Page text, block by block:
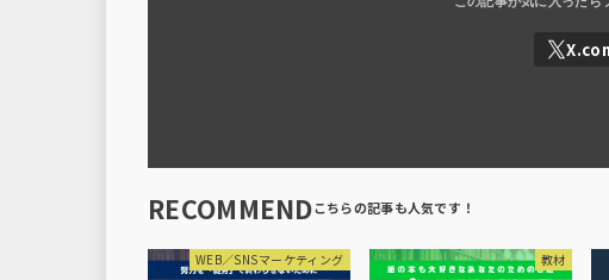
RECOMMEND
WEB／SNSマーケティング 教材